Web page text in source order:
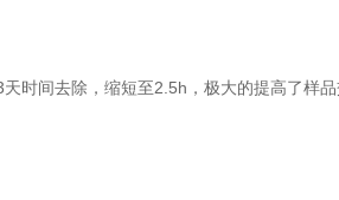
时间去除，缩短至2.5h，极大的提高了样品